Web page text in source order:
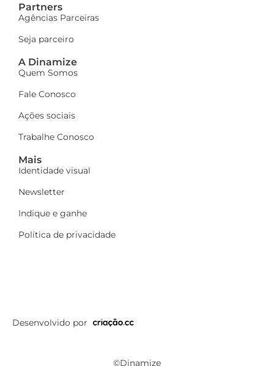
Partners
Agências Parceiras
Seja parceiro
A Dinamize
Quem Somos
Fale Conosco
Ações sociais
Trabalhe Conosco
Mais
Identidade visual
Newsletter
Indique e ganhe
Política de privacidade
Desenvolvido por
©Dinamize